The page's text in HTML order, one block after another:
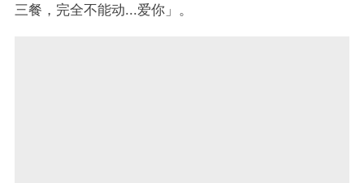
三餐，完全不能动...爱你」。